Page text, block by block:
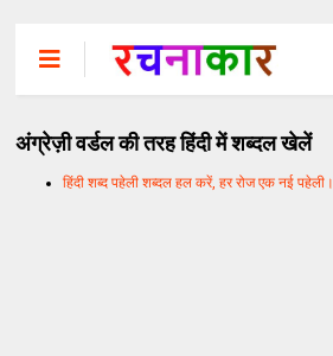
अंग्रेज़ी वर्डल की तरह हिंदी में शब्दल खेलें
हिंदी शब्द पहेली शब्दल हल करें, हर रोज एक नई पहेली।